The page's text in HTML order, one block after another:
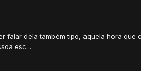
falar dela também tipo, aquela hora que
esc...